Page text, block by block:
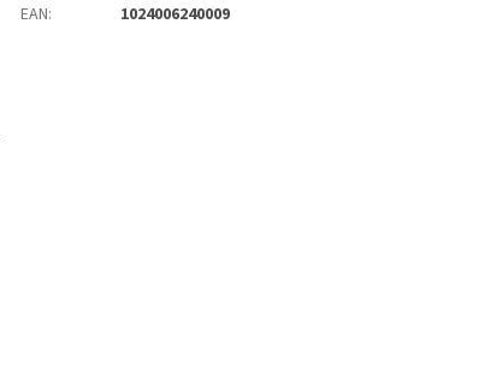
EAN: 1024006240009